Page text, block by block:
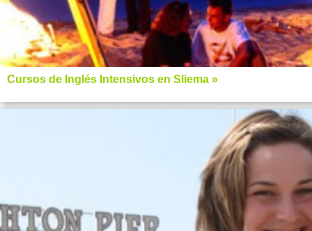
Cursos de Inglés Intensivos en Sliema »